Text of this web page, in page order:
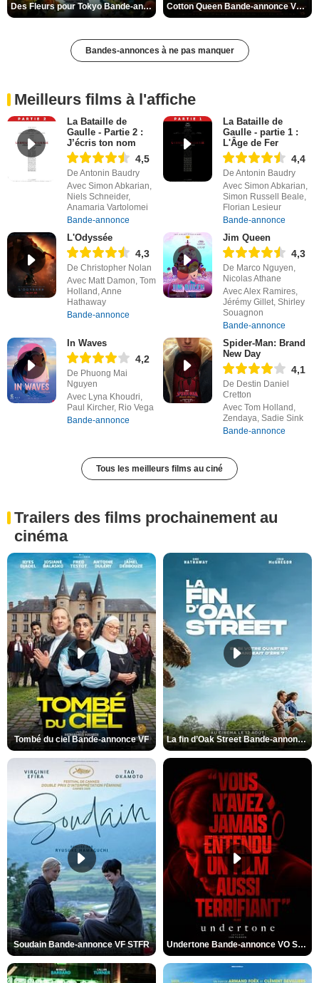
Des Fleurs pour Tokyo Bande-annonce VO STFR Cotton Queen Bande-annonce VO STFR
Bandes-annonces à ne pas manquer
Meilleurs films à l'affiche
La Bataille de
Gaulle - Partie 2 :
J’écris ton nom
4,5
De Antonin Baudry
Avec Simon Abkarian,
Niels Schneider,
Anamaria Vartolomei
Bande-annonce
La Bataille de
Gaulle - partie 1 :
L'Âge de Fer
4,4
De Antonin Baudry
Avec Simon Abkarian,
Simon Russell Beale,
Florian Lesieur
Bande-annonce
L'Odyssée
4,3
De Christopher Nolan
Avec Matt Damon, Tom
Holland, Anne
Hathaway
Bande-annonce
Jim Queen
4,3
De Marco Nguyen,
Nicolas Athane
Avec Alex Ramires,
Jérémy Gillet, Shirley
Souagnon
Bande-annonce
In Waves
4,2
De Phuong Mai
Nguyen
Avec Lyna Khoudri,
Paul Kircher, Rio Vega
Bande-annonce
Spider-Man: Brand
New Day
4,1
De Destin Daniel
Cretton
Avec Tom Holland,
Zendaya, Sadie Sink
Bande-annonce
Tous les meilleurs films au ciné
Trailers des films prochainement au
cinéma
Tombé du ciel Bande-annonce VF La fin d’Oak Street Bande-annonce VO STFR
Soudain Bande-annonce VF STFR Undertone Bande-annonce VO STFR